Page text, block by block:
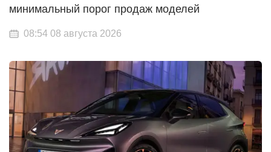
минимальный порог продаж моделей
08:54 08 августа 2026